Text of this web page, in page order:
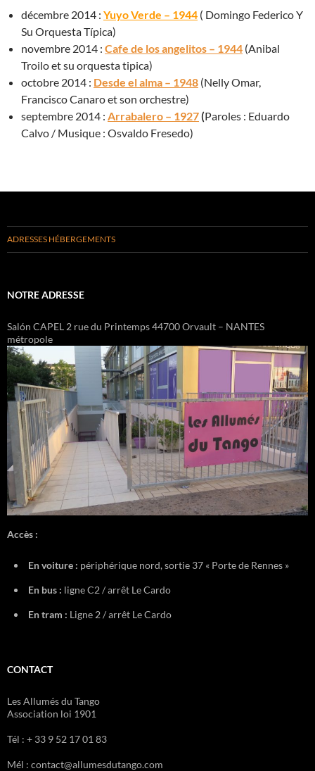
décembre 2014 : Yuyo Verde – 1944 ( Domingo Federico Y
Su Orquesta Típica)
novembre 2014 : Cafe de los angelitos – 1944 (Anibal
Troilo et su orquesta tipica)
octobre 2014 : Desde el alma – 1948 (Nelly Omar,
Francisco Canaro et son orchestre)
septembre 2014 : Arrabalero – 1927(Paroles : Eduardo
Calvo / Musique : Osvaldo Fresedo)
ADRESSES HÉBERGEMENTS
NOTRE ADRESSE
Salón CAPEL 2 rue du Printemps 44700 Orvault – NANTES
métropole
Accès :
En voiture : périphérique nord, sortie 37 « Porte de Rennes »
En bus : ligne C2 / arrêt Le Cardo
En tram : Ligne 2 / arrêt Le Cardo
CONTACT
Les Allumés du Tango
Association loi 1901
Tél : + 33 9 52 17 01 83
Mél : contact@allumesdutango.com